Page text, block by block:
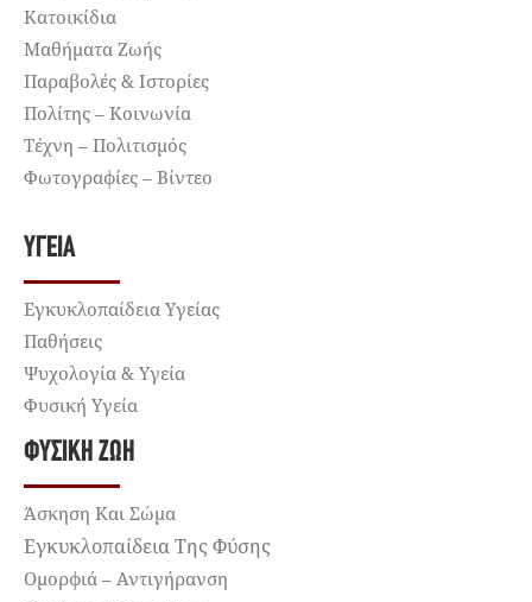
Κατοικίδια
Μαθήματα Ζωής
Παραβολές & Ιστορίες
Πολίτης – Κοινωνία
Τέχνη – Πολιτισμός
Φωτογραφίες – Βίντεο
ΥΓΕΊΑ
Εγκυκλοπαίδεια Υγείας
Παθήσεις
Ψυχολογία & Υγεία
Φυσική Υγεία
ΦΥΣΙΚΉ ΖΩΉ
Άσκηση Και Σώμα
Εγκυκλοπαίδεια Της Φύσης
Ομορφιά – Αντιγήρανση